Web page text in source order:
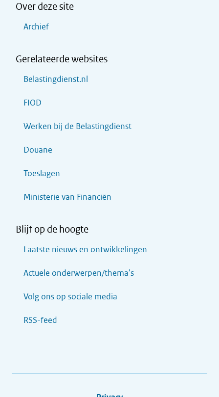
Over deze site
Archief
Gerelateerde websites
Belastingdienst.nl
FIOD
Werken bij de Belastingdienst
Douane
Toeslagen
Ministerie van Financiën
Blijf op de hoogte
Laatste nieuws en ontwikkelingen
Actuele onderwerpen/thema's
Volg ons op sociale media
RSS-feed